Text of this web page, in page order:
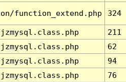
function_extend.php 324
211
62
94
76